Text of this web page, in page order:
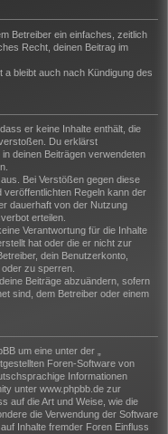
Betreiber ein einfaches, zeitlich
Recht, deinen Beitrag im
bleibt auch nach Kündigung des
er keine Inhalte enthält, die
Du erklärst
deinen Beiträgen verwendeten
Bei Verstößen gegen diese
Regeln kann der
dauerhaft von der Nutzung
erteilen.
Verantwortung für die Inhalte
hat oder die er nicht zur
dein Benutzerkonto,
zu sperren.
Beiträge abzuändern, sofern
sind, dem Betreiber oder einem
um eine unter der „
Foren-Software von
Informationen
unter www.phpbb.de zur
auf die Art und Weise, wie die
die Verwendung der Software
Inhalte fremder Foren Einfluss